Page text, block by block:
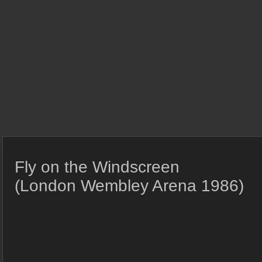
Fly on the Windscreen
(London Wembley Arena 1986)